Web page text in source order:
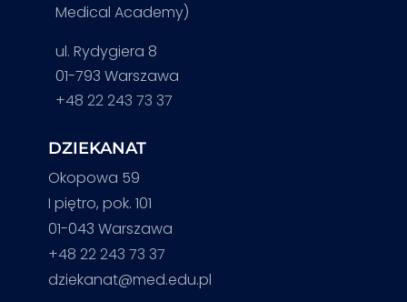
Medical Academy)
ul. Rydygiera 8
01-793 Warszawa
+48 22 243 73 37
DZIEKANAT
Okopowa 59
I piętro, pok. 101
01-043 Warszawa
+48 22 243 73 37
dziekanat@med.edu.pl